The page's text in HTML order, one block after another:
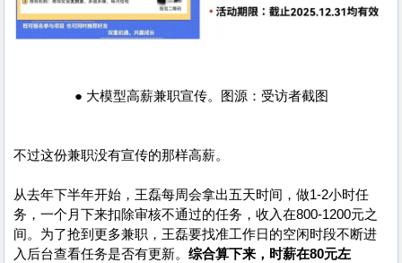
● 大模型高薪兼职宣传。图源：受访者截图
不过这份兼职没有宣传的那样高薪。
从去年下半年开始，王磊每周会拿出五天时间，做1-2小时任
务，一个月下来扣除审核不通过的任务，收入在800-1200元之
间。为了抢到更多兼职，王磊要找准工作日的空闲时段不断进
入后台查看任务是否有更新。 综合算下来，时薪在80元左